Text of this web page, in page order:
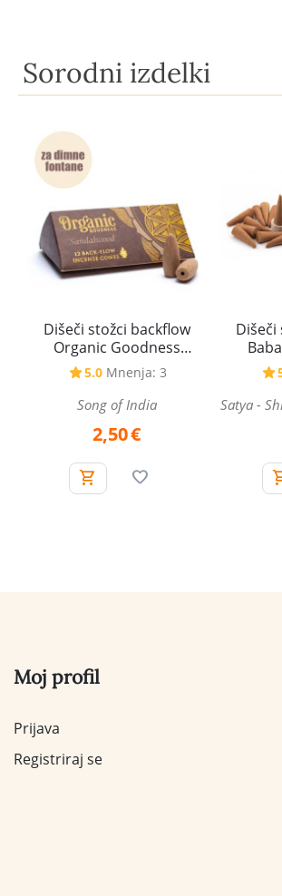
Sorodni izdelki
Dišeči stožci backflow
Organic Goodness
Sandalwood - sandalovina
- za povratno dimljenje
5.0 Mnenja: 3
Song of India
2,50€
Dišeči
Satya -
Moj profil
Prijava
Registriraj se